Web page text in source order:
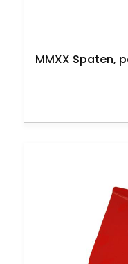
MMXX Spaten,